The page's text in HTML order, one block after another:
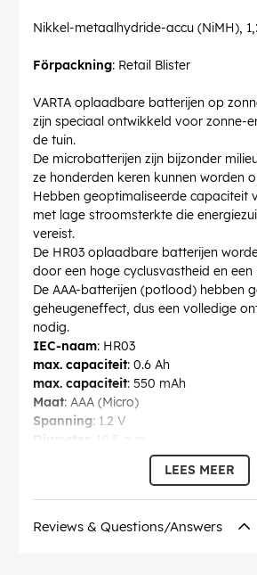
Nikkel-metaalhydride-accu (NiMH),
Förpackning: Retail Blister
VARTA oplaadbare batterijen op
zijn speciaal ontwikkeld voor zonne-
de tuin.
De microbatterijen zijn bijzonder
ze honderden keren kunnen worden
Hebben geoptimaliseerde capaciteit
met lage stroomsterkte die
vereist.
De HR03 oplaadbare batterijen
door een hoge cyclusvastheid en een
De AAA-batterijen (potlood) hebben
geheugeneffect, dus een volledige
nodig.
IEC-naam: HR03
max. capaciteit: 0.6 Ah
max. capaciteit: 550 mAh
Maat: AAA (Micro)
Spanning: 1.2 V
Diameter
: 10.5 mm
: 56733
Modelbenaming: 56733
oplaadbaar: ja
LEES MEER
Reviews & Questions/Answers